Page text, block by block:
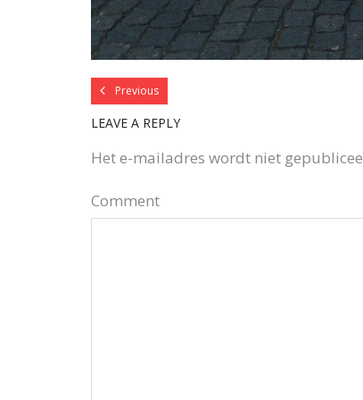
Previous
LEAVE A REPLY
Het e-mailadres wordt niet
Comment